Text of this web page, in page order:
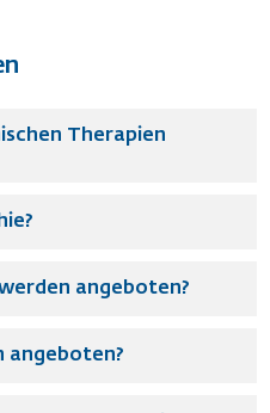
Therapien
angeboten?
angeboten?